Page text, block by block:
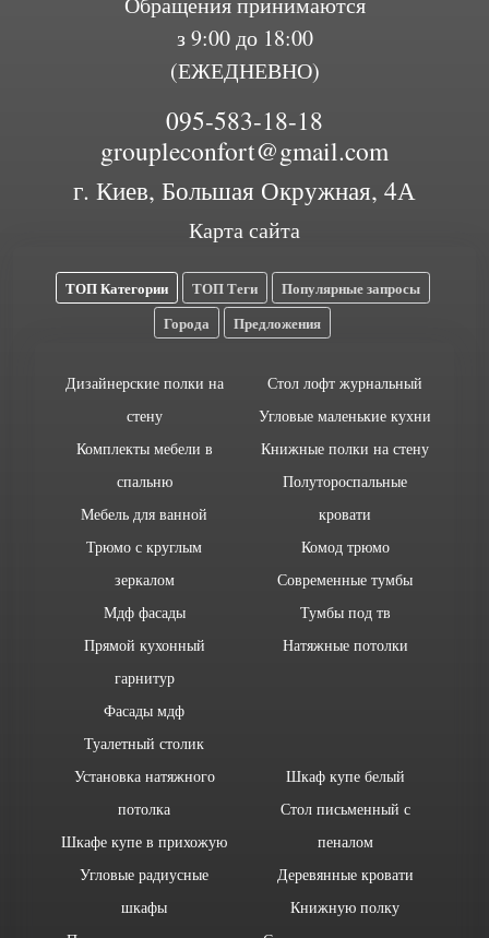
з 9:00 до 18:00
(ЕЖЕДНЕВНО)
095-583-18-18
groupleconfort@gmail.com
г. Киев, Большая Окружная, 4А
Карта сайта
ТОП Категории ТОП Теги
Популярные запросы
Города
Предложения
Дизайнерские полки на
стену
Комплекты мебели в
спальню
Мебель для ванной
Трюмо с круглым
зеркалом
Мдф фасады
Прямой кухонный
гарнитур
Фасады мдф
Туалетный столик
Стол лофт журнальный
Угловые маленькие кухни
Книжные полки на стену
Полутороспальные
кровати
Комод трюмо
Современные тумбы
Тумбы под тв
Натяжные потолки
Установка натяжного
потолка
Шкафе купе в прихожую
Угловые радиусные
шкафы
Шкаф купе белый
Стол письменный с
пеналом
Деревянные кровати
Книжную полку